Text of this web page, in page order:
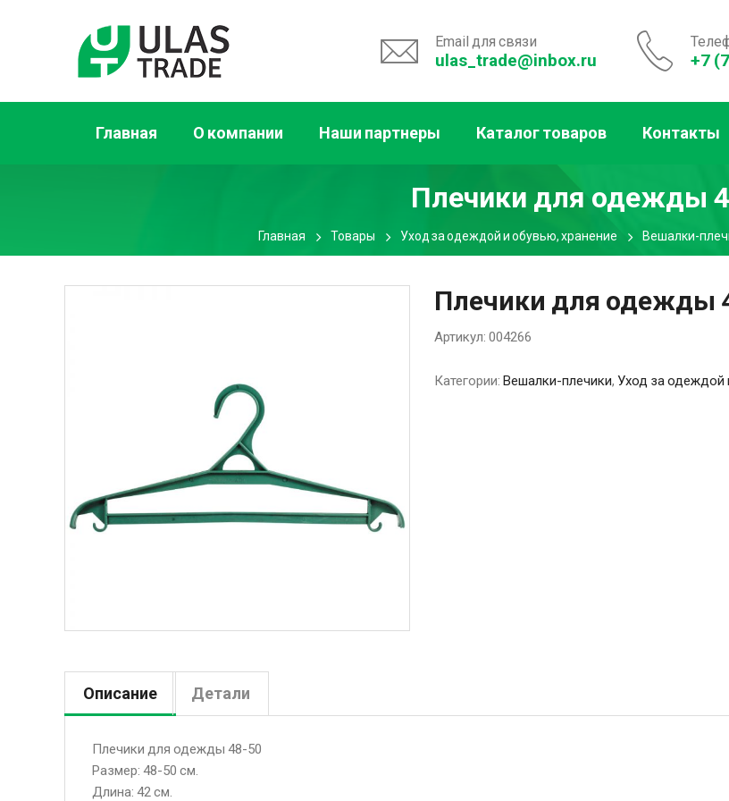
Email для связи
ulas_trade@inbox.ru +7
Главная О компании Наши партнеры Каталог товаров Контакты
Плечики для одежды
Главная Товары Уход за одеждой и обувью, хранение Вешалки-
Плечики для одежды
Артикул: 004266
Категории: Вешалки-плечики, Уход за одеждой
Описание Детали
Плечики для одежды 48-50
Размер: 48-50 см.
Длина: 42 см.